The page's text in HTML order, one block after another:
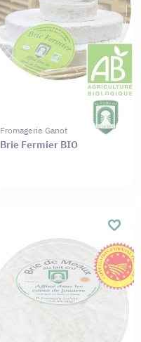
Fromagerie Ganot
Brie Fermier BIO